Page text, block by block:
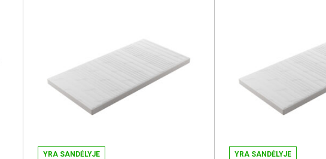
YRA SANDĖLYJE YRA SANDĖLYJE